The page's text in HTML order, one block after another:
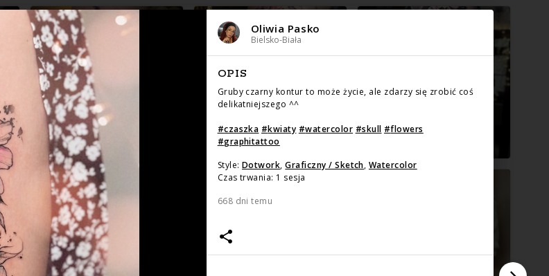
Oliwia Pasko
Bielsko-Biała
OPIS
Gruby czarny kontur to może życie, ale zdarzy się zrobić coś
delikatniejszego ^^
#czaszka #kwiaty #watercolor #skull #flowers
#graphitattoo
Style: Dotwork,Graficzny / Sketch, Watercolor
Czas trwania: 1 sesja
668 dni temu